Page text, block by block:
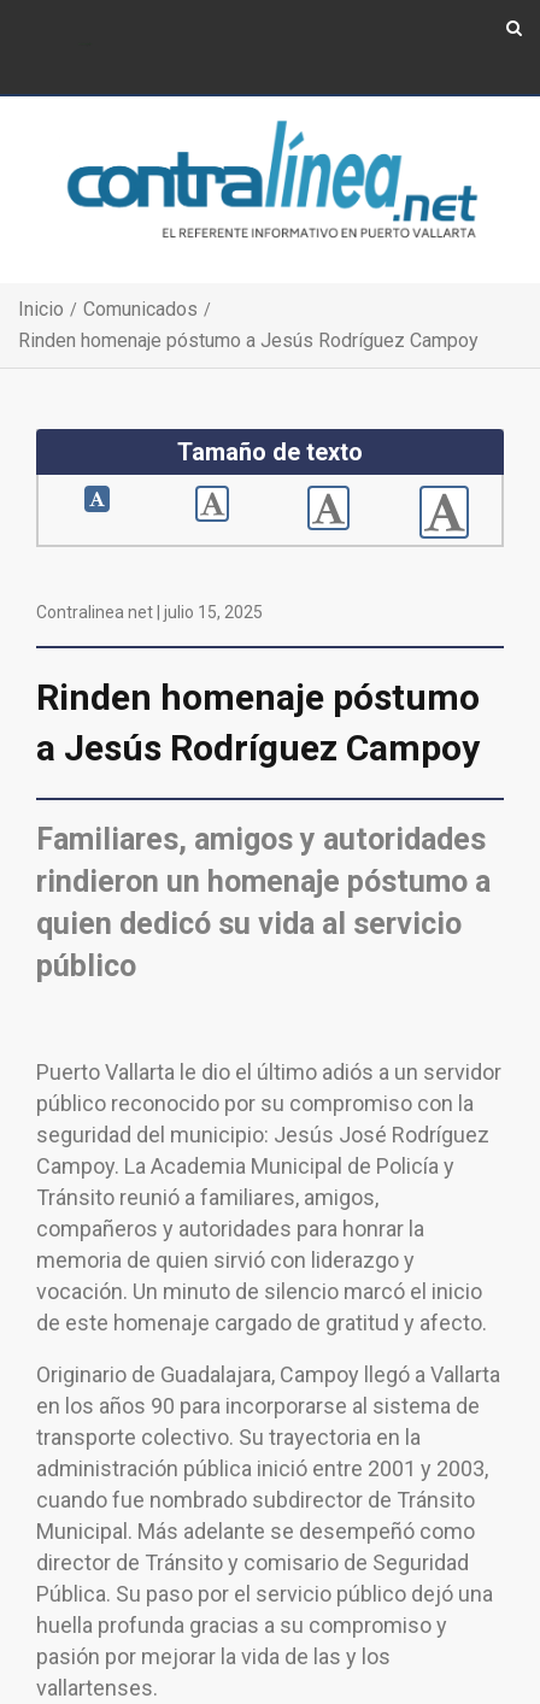
Inicio
Comunicados
Rinden homenaje póstumo a Jesús Rodríguez Campoy
Tamaño de texto
Contralinea net | julio 15, 2025
Rinden homenaje póstumo
a Jesús Rodríguez Campoy
Familiares, amigos y autoridades
rindieron un homenaje póstumo a
quien dedicó su vida al servicio
público
Puerto Vallarta le dio el último adiós a un servidor
público reconocido por su compromiso con la
seguridad del municipio: Jesús José Rodríguez
Campoy. La Academia Municipal de Policía y
Tránsito reunió a familiares, amigos,
compañeros y autoridades para honrar la
memoria de quien sirvió con liderazgo y
vocación. Un minuto de silencio marcó el inicio
de este homenaje cargado de gratitud y afecto.
Originario de Guadalajara, Campoy llegó a Vallarta
en los años 90 para incorporarse al sistema de
transporte colectivo. Su trayectoria en la
administración pública inició entre 2001 y 2003,
cuando fue nombrado subdirector de Tránsito
Municipal. Más adelante se desempeñó como
director de Tránsito y comisario de Seguridad
Pública. Su paso por el servicio público dejó una
huella profunda gracias a su compromiso y
pasión por mejorar la vida de las y los
vallartenses.